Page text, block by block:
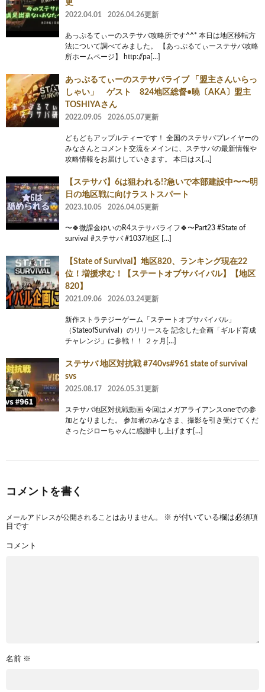
更
2022.04.01 2026.04.26更新
あっぷるてぃーのステサバ攻略所です^^* 本日は地区移転方
法について調べてみました。 【あっぷるてぃーステサバ攻略
所ホームページ】 http://pa[…]
あっぷるてぃーのステサバライブ 「盟主さんいらっ
しゃい」 ゲスト 824地区総督•暁〔AKA〕盟主
TOSHIYAさん
2022.09.05 2026.05.07更新
どもどもアップルティーです！ 全国のステサバプレイヤーの
みなさんとコメント交流をメインに、ステサバの最新情報や
攻略情報をお届けしていきます。 本日はス[…]
【ステサバ】6は狙われる!?急いで本部建設中〜〜明
日の地区戦に向けラストスパート
2023.10.05 2026.04.05更新
〜🍀微課金ゆいのR4ステサバライフ🍀〜Part23 #State of
survival #ステサバ #1037地区 […]
【State of Survival】地区820、ランキング現在22
位！増援求む！【ステートオブサバイバル】【地区
820】
2021.09.06 2026.03.24更新
新作ストラテジーゲーム「ステートオブサバイバル」
（StateofSurvival）のリリースを 記念した企画「ギルド育成
チャレンジ」に参戦！！ ２ヶ月[…]
ステサバ 地区対抗戦 #740vs#961 state of survival
svs
2025.08.17 2026.05.31更新
ステサバ地区対抗戦動画 今回はメガアライアンスoneでの参
加となりました。 参加者のみなさま、撮影を引き受けてくだ
さったジローちゃんに感謝申し上げます[…]
コメントを書く
メールアドレスが公開されることはありません。 ※ が付いている欄は必須項
目です
コメント
名前 ※